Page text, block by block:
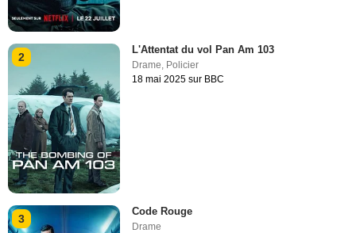
2
L'Attentat du vol Pan Am 103
Drame, Policier
18 mai 2025 sur BBC
3
Code Rouge
Drame